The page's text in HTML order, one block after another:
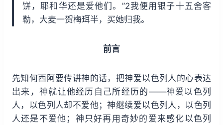
饼，耶和华还是爱他们。”2我便用银子十五舍客
勒，大麦一贺梅珥半，买她归我。
前言
先知何西阿要传讲神的话，把神爱以色列人的心表达
出来，神就让他经历自己所经历的——神爱以色列
人，以色列人却不爱他；神继续爱以色列人，以色列
人还是不爱他；神只好再用奇妙的爱来感化以色列